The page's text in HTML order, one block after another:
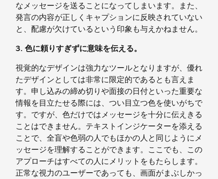
なメッセージを送ることになってしまいます。また、
発言の内容が正しくキャプションに反映されていない
と、配慮が欠けているという印象も与えかねません。
3. 色に頼りすぎずに意味を伝える。
視覚的なデザインは強力なツールとなりますが、優れ
たデザインとしては非常に限定的であるとも言えま
す。申し込みの締め切りや面接の日付といった重要な
情報を目立たせる際には、つい目立つ色を使いがちで
す。ですが、色だけではメッセージを十分に伝えきる
ことはできません。テキストインジケーターを添える
ことで、全盲や色弱の人でもほかの人と同じようにメ
ッセージを理解することができます。ここでも、この
アプローチはすべての人にメリットをもたらします。
正常な視力のユーザーであっても、画面がまぶしかっ